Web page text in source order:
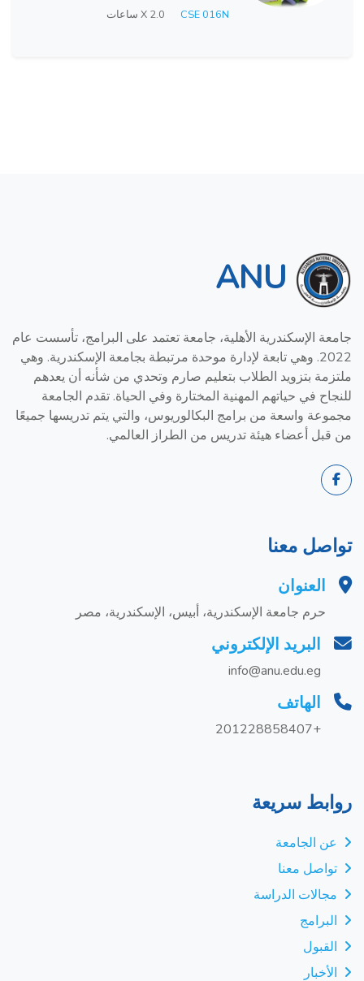
CSE 016N X 2.0 ساعات
ANU
جامعة الإسكندرية الأهلية، جامعة تعتمد على البرامج، تأسست عام
2022. وهي تابعة لإدارة موحدة مرتبطة بجامعة الإسكندرية. وهي
ملتزمة بتزويد الطلاب بتعليم صارم وتحدي من شأنه أن يعدهم
للنجاح في حياتهم المهنية المختارة وفي الحياة. تقدم الجامعة
مجموعة واسعة من برامج البكالوريوس، والتي يتم تدريسها جميعًا
من قبل أعضاء هيئة تدريس من الطراز العالمي.
تواصل معنا
العنوان
حرم جامعة الإسكندرية، أبيس، الإسكندرية، مصر
البريد الإلكتروني
info@anu.edu.eg
الهاتف
+201228858407
روابط سريعة
عن الجامعة
تواصل معنا
مجالات الدراسة
البرامج
القبول
الأخبار